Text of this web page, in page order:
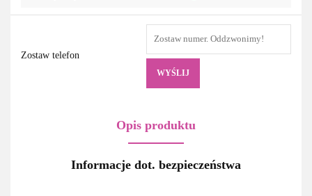
Zostaw telefon
WYŚLIJ
Opis produktu
Informacje dot. bezpieczeństwa